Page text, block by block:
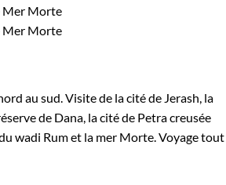
au sud. Visite de la cité de Jerash, la
de Dana, la cité de Petra creusée
wadi Rum et la mer Morte. Voyage tout